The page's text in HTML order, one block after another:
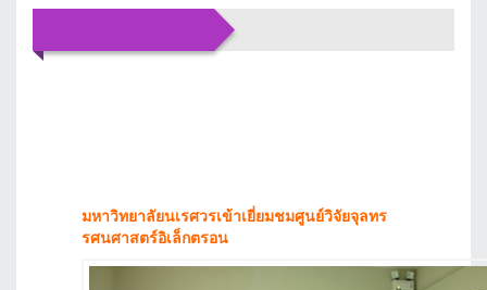
มหาวิทยาลัยนเรศวรเข้าเยี่ยมชมศูนย์วิจัยจุลทร
รศนศาสตร์อิเล็กตรอน